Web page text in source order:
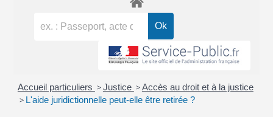
Accueil particuliers >Justice >Accès au droit et à la justice
> L'aide juridictionnelle peut-elle être retirée ?